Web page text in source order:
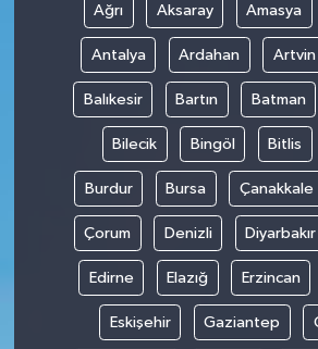
Ağrı Aksaray Amasya
Antalya Ardahan Artvin
Balıkesir Bartın Batman
Bilecik Bingöl Bitlis
Burdur Bursa Çanakkale
Çorum Denizli Diyarbakır
Edirne Elazığ Erzincan
Eskişehir Gaziantep